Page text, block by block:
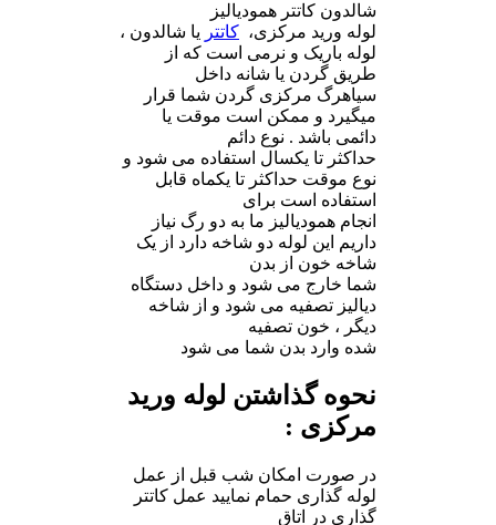
شالدون کاتتر همودیالیز
لوله ورید مرکزی، کاتتریا شالدون ،
لوله باریک و نرمی است که از
طریق گردن یا شانه داخل
سیاهرگ مرکزی گردن شما قرار
میگیرد و ممکن است موقت یا
دائمی باشد . نوع دائم
حداکثر تا یکسال استفاده می شود و
نوع موقت حداکثر تا یکماه قابل
استفاده است برای
انجام همودیالیز ما به دو رگ نیاز
داریم این لوله دو شاخه دارد از یک
شاخه خون از بدن
شما خارج می شود و داخل دستگاه
دیالیز تصفیه می شود و از شاخه
دیگر ، خون تصفیه
شده وارد بدن شما می شود
نحوه گذاشتن لوله ورید
مرکزی :
در صورت امکان شب قبل از عمل
لوله گذاری حمام نمایید عمل کاتتر
گذاری در اتاق